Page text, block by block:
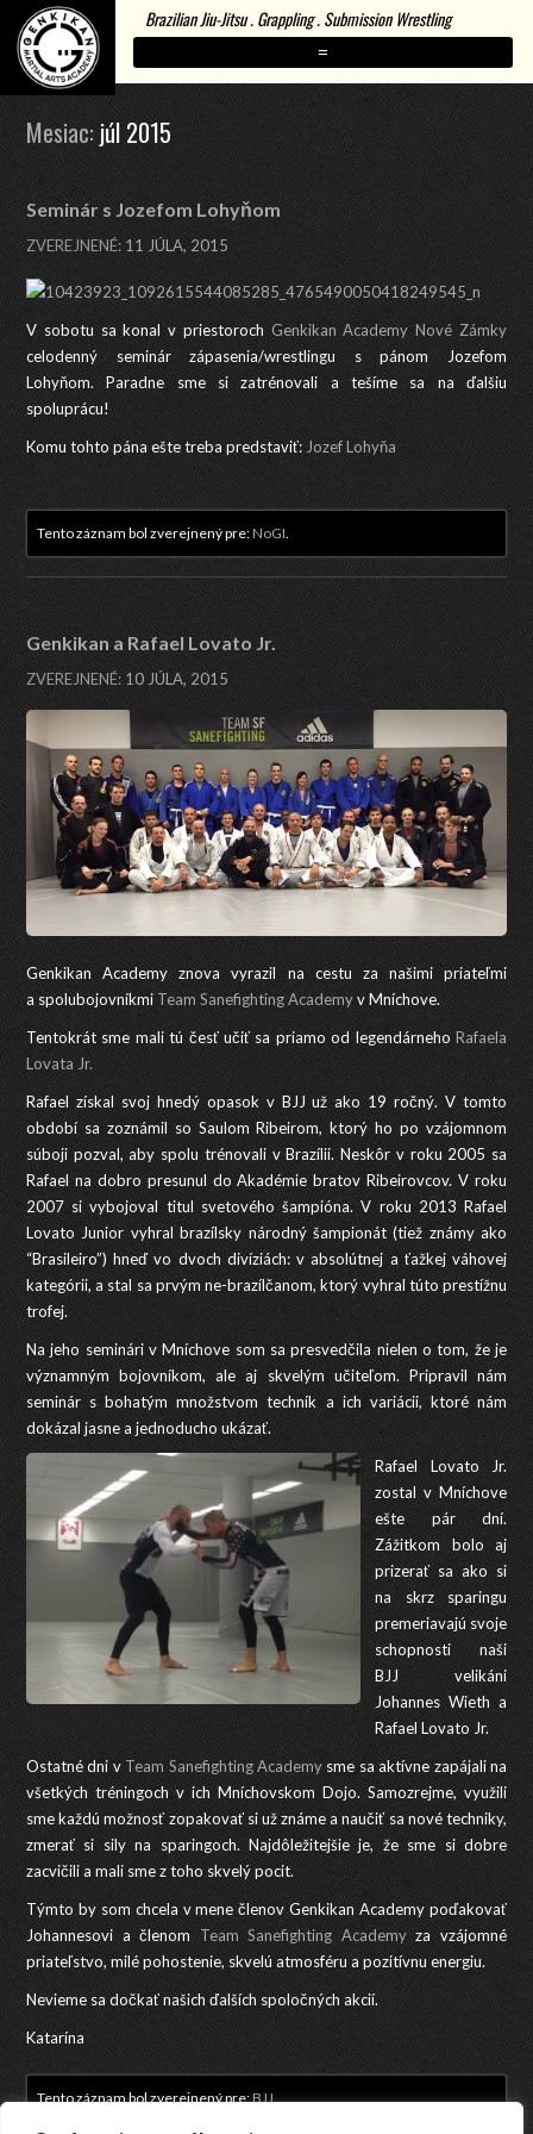
Brazilian Jiu-Jitsu . Grappling . Submission Wrestling
=
Mesiac: júl 2015
Seminár s Jozefom Lohyňom
ZVEREJNENÉ: 11 JÚLA, 2015
V sobotu sa konal v priestoroch Genkikan Academy Nové Zámky
celodenný seminár zápasenia/wrestlingu s pánom Jozefom
Lohyňom. Paradne sme si zatrénovali a tešíme sa na ďalšiu
spoluprácu!
Komu tohto pána ešte treba predstaviť: Jozef Lohyňa
Tento záznam bol zverejnený pre:NoGI
Genkikan a Rafael Lovato Jr.
ZVEREJNENÉ: 10 JÚLA, 2015
Genkikan Academy znova vyrazil na cestu za našimi priateľmi
a spolubojovníkmi Team Sanefighting Academyv Mníchove.
Tentokrát sme mali tú česť učiť sa priamo od legendárneho Rafaela
Lovata Jr.
Rafael získal svoj hnedý opasok v BJJ už ako 19 ročný. V tomto
období sa zoznámil so Saulom Ribeirom, ktorý ho po vzájomnom
súboji pozval, aby spolu trénovali v Brazílii. Neskôr v roku 2005 sa
Rafael na dobro presunul do Akadémie bratov Ribeirovcov. V roku
2007 si vybojoval titul svetového šampióna. V roku 2013 Rafael
Lovato Junior vyhral brazílsky národný šampionát (tiež známy ako
“Brasileiro”) hneď vo dvoch divíziách: v absolútnej a ťažkej váhovej
kategórii, a stal sa prvým ne-brazílčanom, ktorý vyhral túto prestížnu
trofej.
Na jeho seminári v Mníchove som sa presvedčila nielen o tom, že je
významným bojovníkom, ale aj skvelým učiteľom. Pripravil nám
seminár s bohatým množstvom techník a ich variácii, ktoré nám
dokázal jasne a jednoducho ukázať.
Rafael Lovato Jr.
zostal v Mníchove
ešte pár dní.
Zážitkom bolo aj
prizerať sa ako si
na skrz sparingu
premeriavajú svoje
schopnosti naši
BJJ velikáni
Johannes Wieth a
Rafael Lovato Jr.
Ostatné dni v Team Sanefighting Academy sme sa aktívne zapájali na
všetkých tréningoch v ich Mníchovskom Dojo. Samozrejme, využili
sme každú možnosť zopakovať si už známe a naučiť sa nové techniky,
zmerať si sily na sparingoch. Najdôležitejšie je, že sme si dobre
zacvičili a mali sme z toho skvelý pocit.
Týmto by som chcela v mene členov Genkikan Academy poďakovať
Johannesovi a členom Team Sanefighting Academyza vzájomné
priateľstvo, milé pohostenie, skvelú atmosféru a pozitívnu energiu.
Nevieme sa dočkať našich ďalších spoločných akcií.
Katarína
Tento záznam bol zverejnený pre:BJJ.